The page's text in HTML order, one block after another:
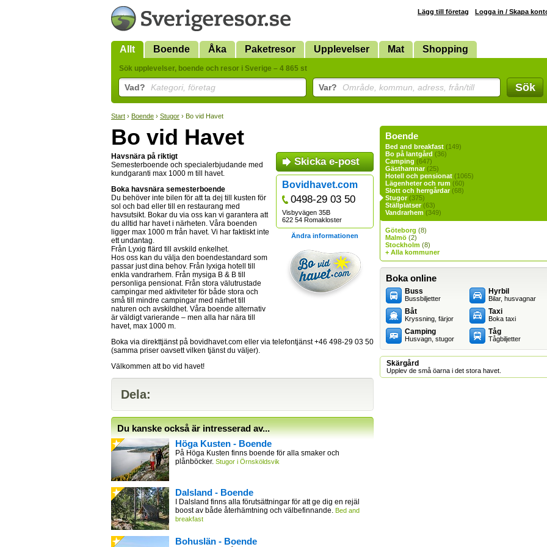
Lägg till företag Logga in / Skapa
Allt Boende Åka Paketresor Upplevelser Mat Shopping
Sök upplevelser, boende och resor i Sverige – 4 865 st
Vad? Kategori, företag Var? Område, kommun, adress, från/till Sök
Start › Boende › Stugor › Bo vid Havet
Bo vid Havet
Skicka e-post
Bovidhavet.com
0498-29 03 50
Visbyvägen 35B
622 54 Romakloster
Ändra informationen
Havsnära på riktigt
Semesterboende och specialerbjudande med
kundgaranti max 1000 m till havet.
Boka havsnära semesterboende
Du behöver inte bilen för att ta dej till kusten för
sol och bad eller till en restaurang med
havsutsikt. Bokar du via oss kan vi garantera att
du alltid har havet i närheten. Våra boenden
ligger max 1000 m från havet. Vi har faktiskt inte
ett undantag.
Från Lyxig flärd till avskild enkelhet.
Hos oss kan du välja den boendestandard som
passar just dina behov. Från lyxiga hotell till
enkla vandrarhem. Från mysiga B & B till
personliga pensionat. Från stora välutrustade
campingar med aktiviteter för både stora och
små till mindre campingar med närhet till
naturen och avskildhet. Våra boende alternativ
är väldigt varierande – men alla har nära till
havet, max 1000 m.
Boka via direkttjänst på bovidhavet.com eller via telefontjänst +46 498-29 03 50
(samma priser oavsett vilken tjänst du väljer).
Välkommen att bo vid havet!
Dela:
Du kanske också är intresserad av...
Höga Kusten - Boende
På Höga Kusten finns boende för alla smaker och
plånböcker. Stugor i Örnsköldsvik
Dalsland - Boende
I Dalsland finns alla förutsättningar för att ge dig en rejäl
boost av både återhämtning och välbefinnande. Bed and
breakfast
Bohuslän - Boende
Boende
Bed and breakfast (149)
Bo på lantgård (36)
Camping (647)
Gästhamnar(25)
Hotell och pensionat (1065)
Lägenheter och rum (60)
Slott och herrgårdar(68)
Stugor(375)
Ställplatser(63)
Vandrarhem (349)
Göteborg (8)
Malmö (2)
Stockholm (8)
+ Alla kommuner
Boka online
Buss
Bussbiljetter
Båt
Kryssning, färjor
Camping
Husvagn, stugor
Hyrbil
Bilar, husvagnar
Taxi
Boka taxi
Tåg
Tågbiljetter
Skärgård
Upplev de små öarna i det stora havet.